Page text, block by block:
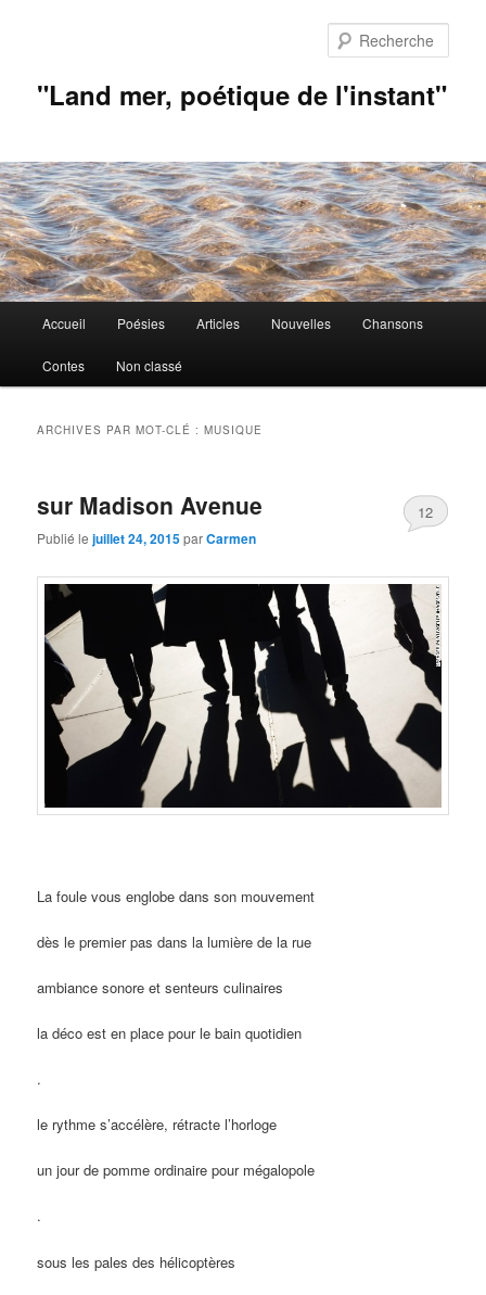
"Land mer, poétique de l'instant"
principal
Accueil Poésies Articles Nouvelles Chansons
Contes Non classé
ARCHIVES PAR MOT-CLÉ :MUSIQUE
sur Madison Avenue
Publié lejuillet 24, 2015parCarmen
12
La foule vous englobe dans son mouvement
dès le premier pas dans la lumière de la rue
ambiance sonore et senteurs culinaires
la déco est en place pour le bain quotidien
.
le rythme s’accélère, rétracte l’horloge
un jour de pomme ordinaire pour mégalopole
.
sous les pales des hélicoptères